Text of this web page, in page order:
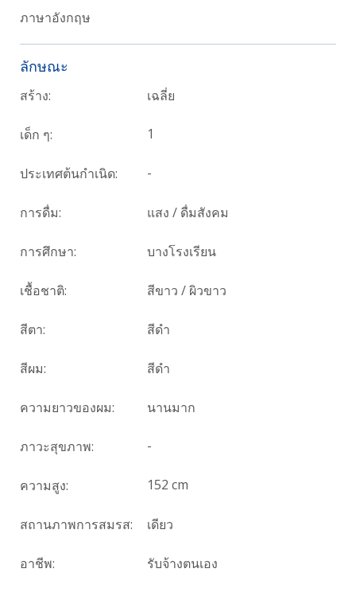
ภาษาอังกฤษ
ลักษณะ
สร้าง: เฉลี่ย
เด็ก ๆ: 1
ประเทศต้นกำเนิด: -
การดื่ม: แสง / ดื่มสังคม
การศึกษา: บางโรงเรียน
เชื้อชาติ: สีขาว / ผิวขาว
สีตา: สีดำ
สีผม: สีดำ
ความยาวของผม: นานมาก
ภาวะสุขภาพ: -
ความสูง: 152 cm
สถานภาพการสมรส: เดียว
อาชีพ: รับจ้างตนเอง